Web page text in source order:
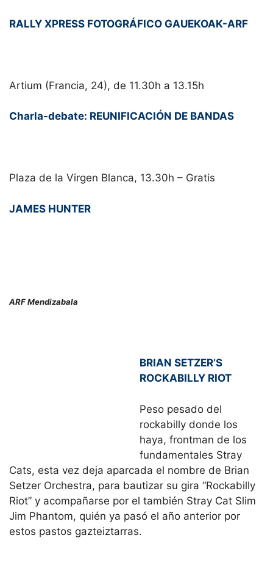
RALLY XPRESS FOTOGRÁFICO GAUEKOAK-ARF
Artium (Francia, 24), de 11.30h a 13.15h
Charla-debate: REUNIFICACIÓN DE BANDAS
Plaza de la Virgen Blanca, 13.30h – Gratis
JAMES HUNTER
ARF Mendizabala
BRIAN SETZER’S
ROCKABILLY RIOT
Peso pesado del
rockabilly donde los
haya, frontman de los
fundamentales Stray
Cats, esta vez deja aparcada el nombre de Brian
Setzer Orchestra, para bautizar su gira “Rockabilly
Riot” y acompañarse por el también Stray Cat Slim
Jim Phantom, quién ya pasó el año anterior por
estos pastos gazteiztarras.